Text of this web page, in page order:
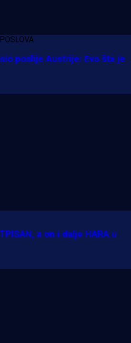
poslije Austrije: Evo šta je
a on i dalje HARA u